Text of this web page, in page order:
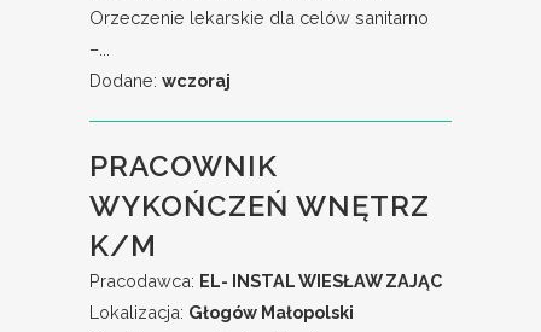
Orzeczenie lekarskie dla celów sanitarno
–...
Dodane: wczoraj
PRACOWNIK
WYKOŃCZEŃ WNĘTRZ
K/M
Pracodawca: EL- INSTAL WIESŁAW ZAJĄC
Lokalizacja: Głogów Małopolski